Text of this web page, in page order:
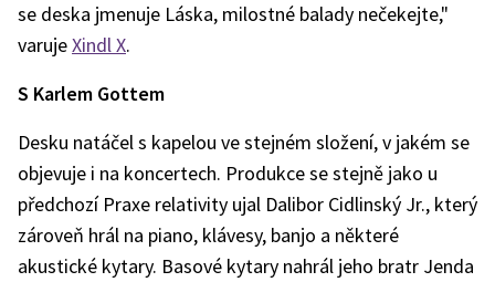
se deska jmenuje Láska, milostné balady nečekejte,"
varujeXindl X.
S Karlem Gottem
Desku natáčel s kapelou ve stejném složení, v jakém se
objevuje i na koncertech. Produkce se stejně jako u
předchozí Praxe relativity ujal Dalibor Cidlinský Jr., který
zároveň hrál na piano, klávesy, banjo a některé
akustické kytary. Basové kytary nahrál jeho bratr Jenda